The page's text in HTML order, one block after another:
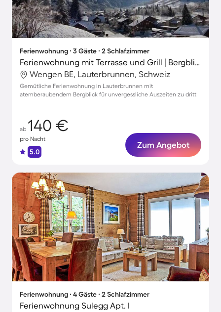
Ferienwohnung ∙ 3 Gäste ∙ 2 Schlafzimmer
Ferienwohnung mit Terrasse und Grill | Bergblick
Wengen BE, Lauterbrunnen, Schweiz
Gemütliche Ferienwohnung in Lauterbrunnen mit
atemberaubendem Bergblick für unvergessliche Auszeiten zu dritt
ab 140 €
pro Nacht
5.0
Zum Angebot
Ferienwohnung ∙ 4 Gäste ∙ 2 Schlafzimmer
Ferienwohnung Sulegg Apt. I